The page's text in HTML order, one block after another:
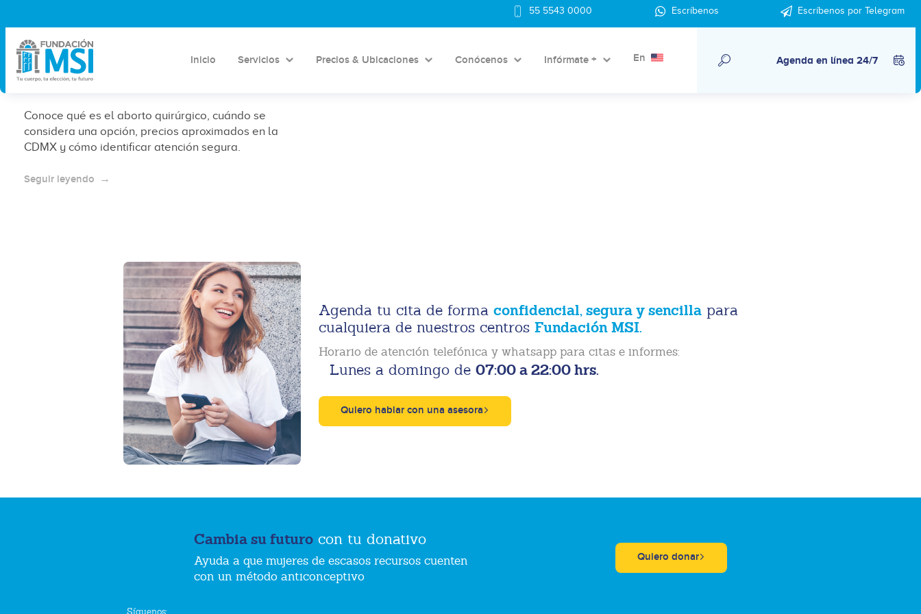
55 5543 0000 Escríbenos Escríbenos por Telegram
Inicio Servicios Precios & Ubicaciones Conócenos Infórmate + En Agenda en línea 24/7
Pedregal CDMX: qué es, cuándo se
considera y precios aproximados
2026
Conoce qué es el aborto quirúrgico, cuándo se
considera una opción, precios aproximados en la
CDMX y cómo identificar atención segura.
Seguir leyendo
Agenda tu cita de forma confidencial, segura y sencillapara
cualquiera de nuestros centros Fundación MSI.
Horario de atención telefónica y whatsapp para citas e informes:
Lunes a domingo de 07:00 a 22:00 hrs.
Quiero hablar con una asesora
Cambia su futuro con tu donativo
Ayuda a que mujeres de escasos recursos cuenten
con un método anticonceptivo
Quiero donar